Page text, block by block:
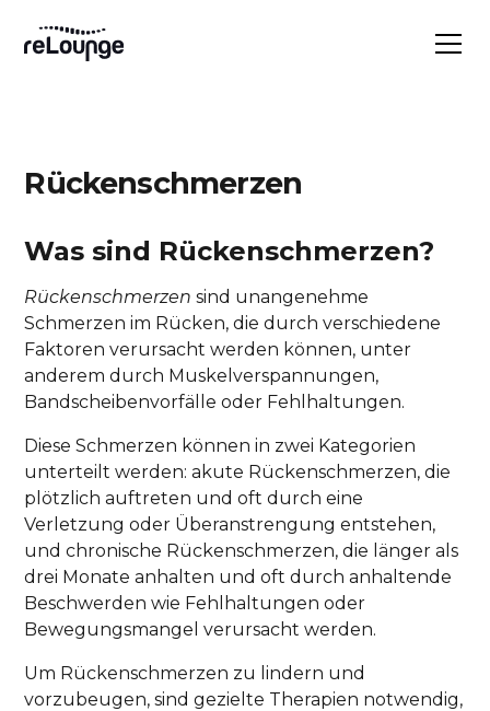
Rückenschmerzen
Was sind Rückenschmerzen?
Rückenschmerzen sind unangenehme
Schmerzen im Rücken, die durch verschiedene
Faktoren verursacht werden können, unter
anderem durch Muskelverspannungen,
Bandscheibenvorfälle oder Fehlhaltungen.
Diese Schmerzen können in zwei Kategorien
unterteilt werden: akute Rückenschmerzen, die
plötzlich auftreten und oft durch eine
Verletzung oder Überanstrengung entstehen,
und chronische Rückenschmerzen, die länger als
drei Monate anhalten und oft durch anhaltende
Beschwerden wie Fehlhaltungen oder
Bewegungsmangel verursacht werden.
Um Rückenschmerzen zu lindern und
vorzubeugen, sind gezielte Therapien notwendig,